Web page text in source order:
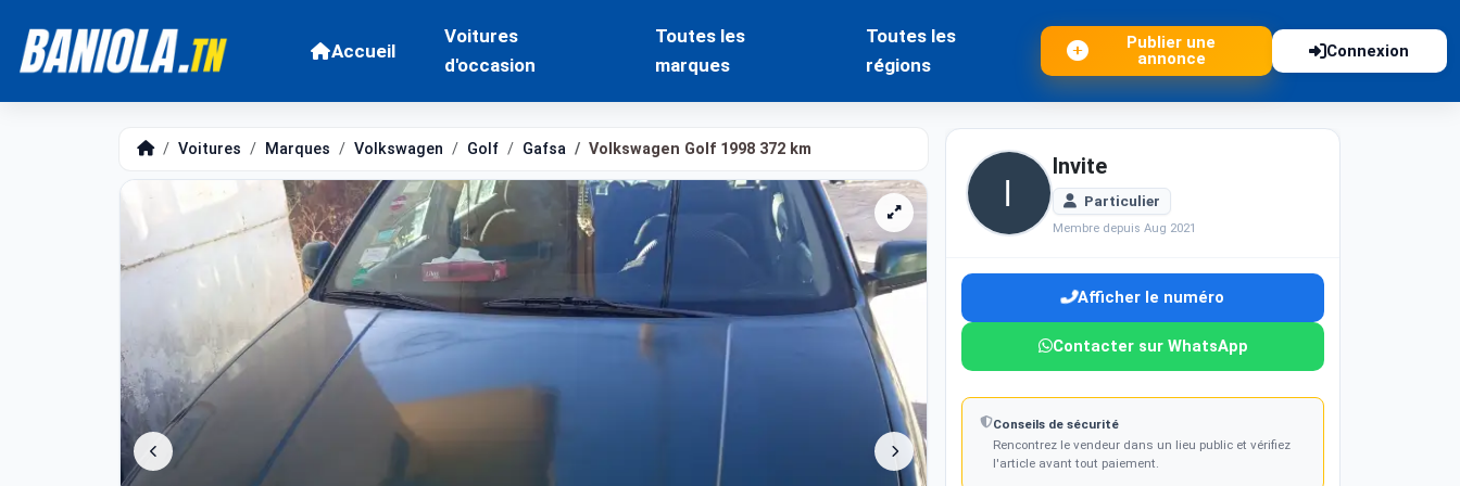
Accueil
Voitures
d'occasion
Toutes les
marques
Toutes les
régions
Publier une
annonce
Connexion
Voitures Marques Volkswagen Golf Gafsa Volkswagen Golf 1998 372 km
Invite
Particulier
Membre depuis Aug 2021
Afficher le numéro
Contacter sur WhatsApp
Conseils de sécurité
Rencontrez le vendeur dans un lieu public et vérifiez
l'article avant tout paiement.